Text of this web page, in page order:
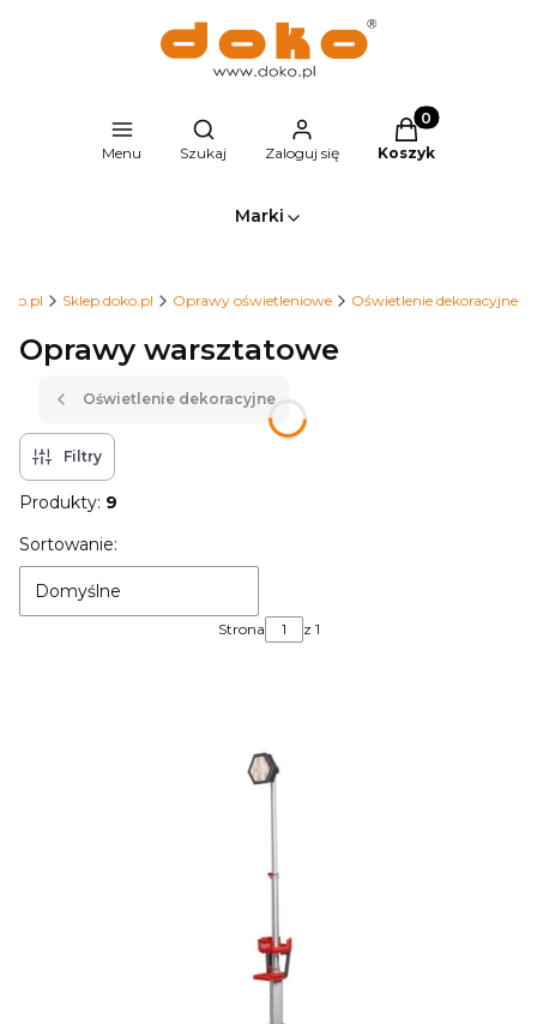
Menu
Otwórz wyszukiwarkę
Szukaj Zaloguj się
Produkty w
Koszyk
Marki
Sklep.doko.pl Oprawy oświetleniowe Oświetlenie dekoracyjne
Oprawy warsztatowe
Oświetlenie dekoracyjne
Filtry
Produkty: 9
Lista produktów
Sortowanie:
Domyślne
Strona z 1